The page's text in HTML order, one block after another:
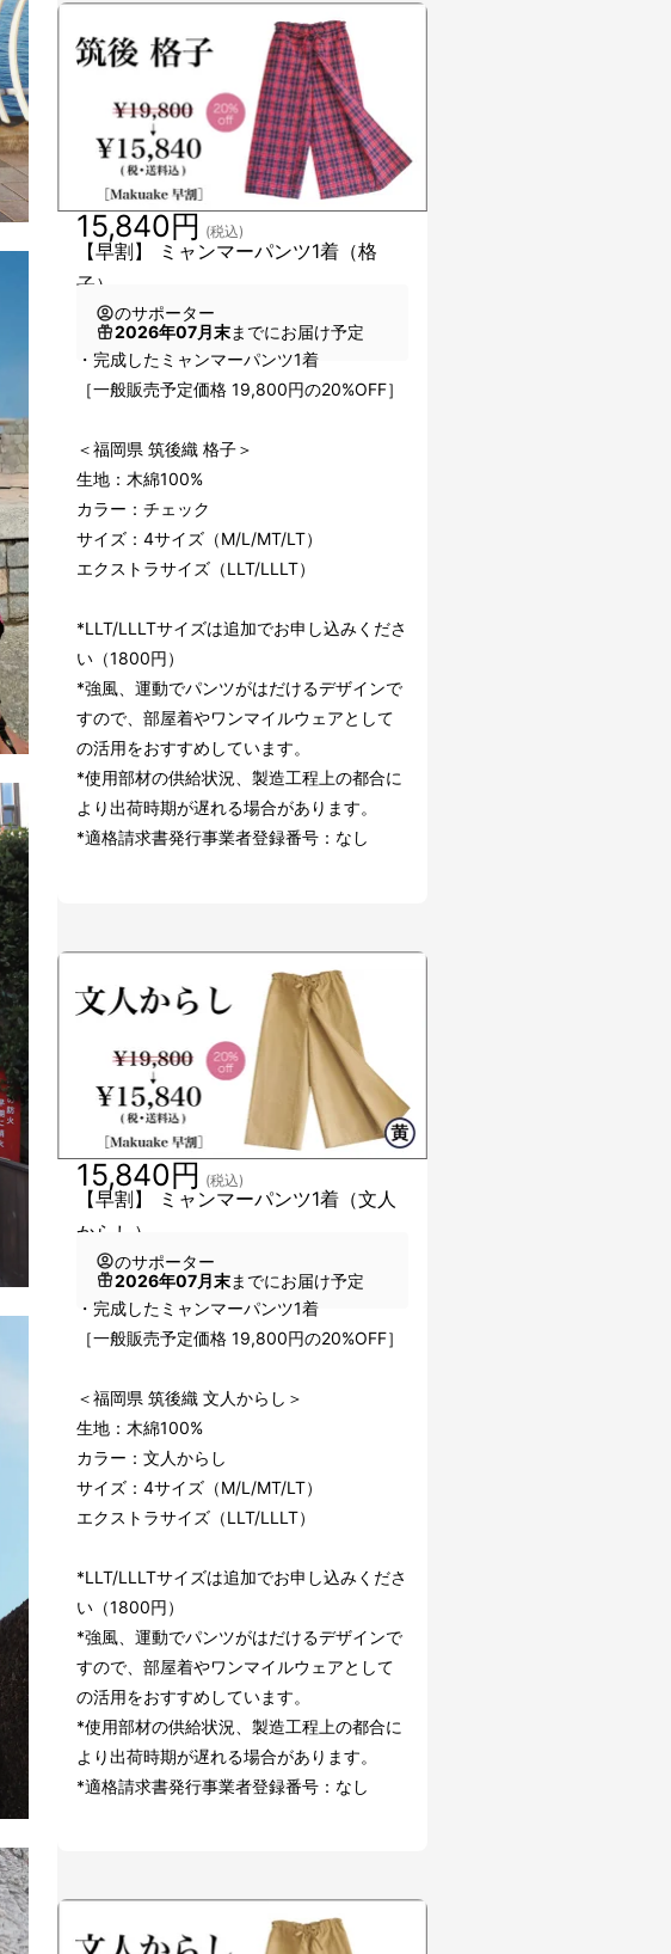
【早割】 ミャンマーパンツ1着（格
子）
15,840円 (税込)
のサポーター
2026年07月末までにお届け予定
・完成したミャンマーパンツ1着
［一般販売予定価格 19,800円の20%OFF］
＜福岡県 筑後織 格子＞
生地：木綿100%
カラー：チェック
サイズ：4サイズ（M/L/MT/LT）
エクストラサイズ（LLT/LLLT）
*LLT/LLLTサイズは追加でお申し込みくださ
い（1800円）
*強風、運動でパンツがはだけるデザインで
すので、部屋着やワンマイルウェアとして
の活用をおすすめしています。
*使用部材の供給状況、製造工程上の都合に
より出荷時期が遅れる場合があります。
*適格請求書発行事業者登録番号：なし
【早割】 ミャンマーパンツ1着（文人
からし）
15,840円 (税込)
のサポーター
2026年07月末までにお届け予定
・完成したミャンマーパンツ1着
［一般販売予定価格 19,800円の20%OFF］
＜福岡県 筑後織 文人からし＞
生地：木綿100%
カラー：文人からし
サイズ：4サイズ（M/L/MT/LT）
エクストラサイズ（LLT/LLLT）
*LLT/LLLTサイズは追加でお申し込みくださ
い（1800円）
*強風、運動でパンツがはだけるデザインで
すので、部屋着やワンマイルウェアとして
の活用をおすすめしています。
*使用部材の供給状況、製造工程上の都合に
より出荷時期が遅れる場合があります。
*適格請求書発行事業者登録番号：なし